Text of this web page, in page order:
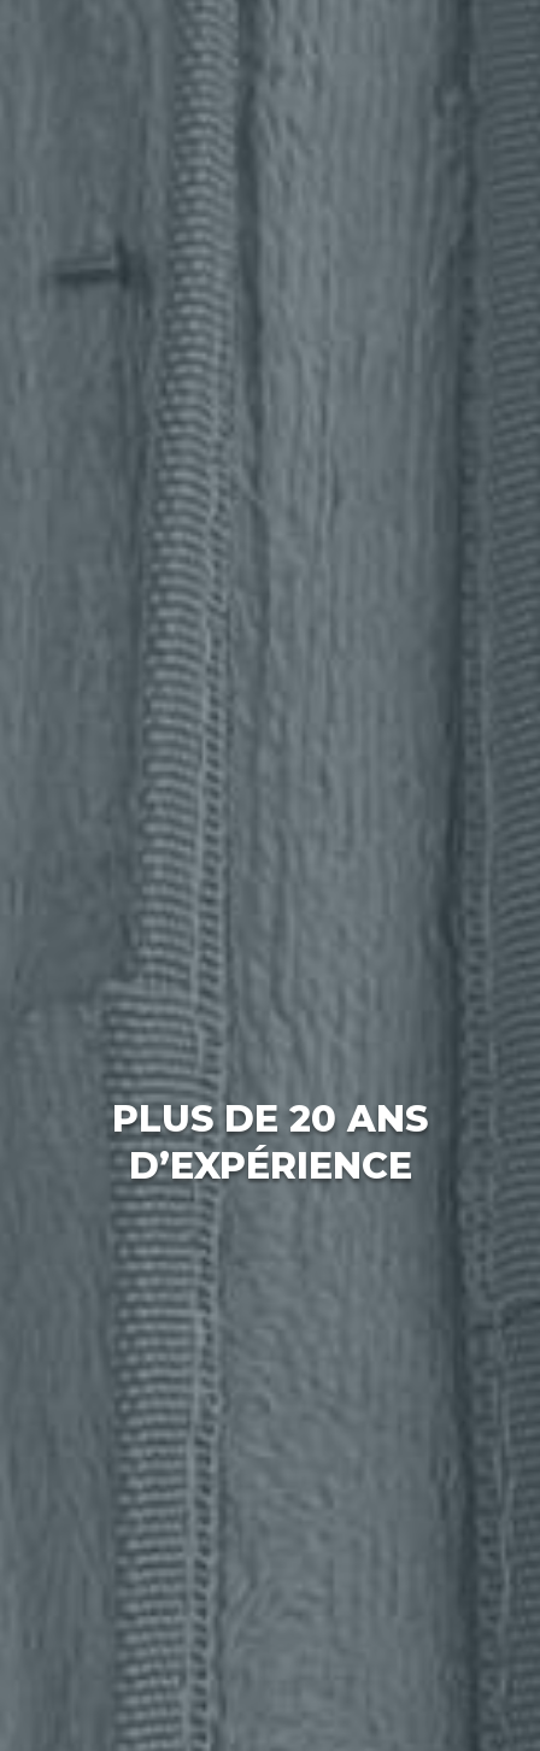
PLUS DE 20 ANS
D’EXPÉRIENCE